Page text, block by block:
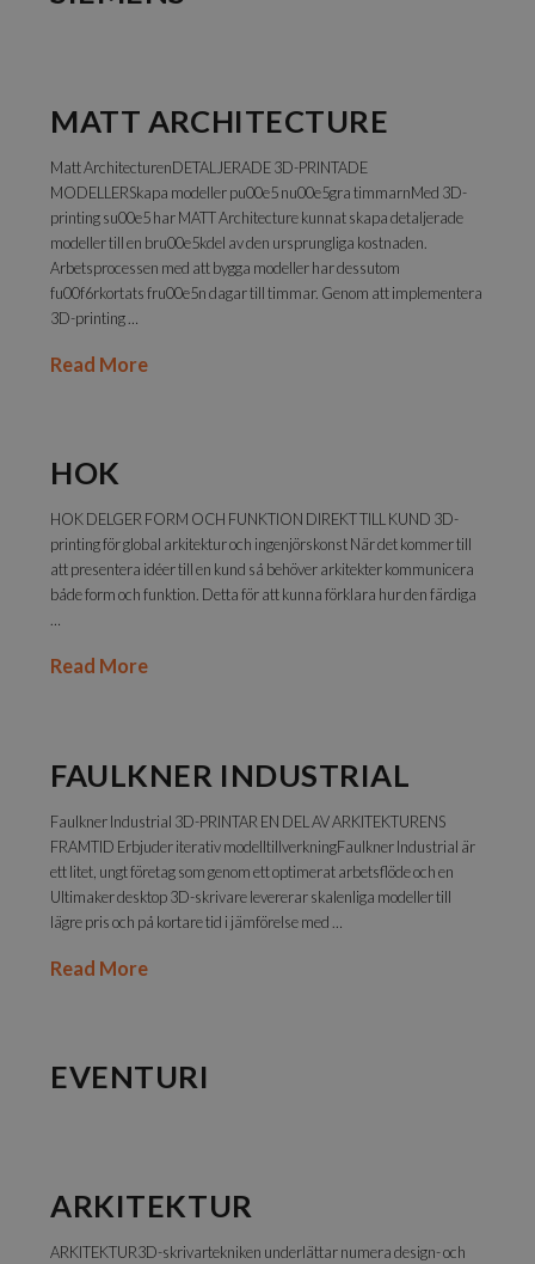
MATT ARCHITECTURE
Matt ArchitecturenDETALJERADE 3D-PRINTADE
MODELLERSkapa modeller pu00e5 nu00e5gra timmarnMed 3D-
printing su00e5 har MATT Architecture kunnat skapa detaljerade
modeller till en bru00e5kdel av den ursprungliga kostnaden.
Arbetsprocessen med att bygga modeller har dessutom
fu00f6rkortats fru00e5n dagar till timmar. Genom att implementera
3D-printing …
Read More
HOK
HOK DELGER FORM OCH FUNKTION DIREKT TILL KUND 3D-
printing för global arkitektur och ingenjörskonst När det kommer till
att presentera idéer till en kund så behöver arkitekter kommunicera
både form och funktion. Detta för att kunna förklara hur den färdiga
Read More
FAULKNER INDUSTRIAL
Faulkner Industrial 3D-PRINTAR EN DEL AV ARKITEKTURENS
FRAMTID Erbjuder iterativ modelltillverkningFaulkner Industrial är
ett litet, ungt företag som genom ett optimerat arbetsflöde och en
Ultimaker desktop 3D-skrivare levererar skalenliga modeller till
lägre pris och på kortare tid i jämförelse med …
Read More
EVENTURI
ARKITEKTUR
ARKITEKTUR3D-skrivartekniken underlättar numera design- och